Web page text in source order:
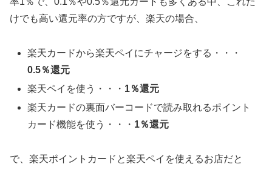
けでも高い還元率の方ですが、楽天の場合、
楽天カードから楽天ペイにチャージをする・・・
0.5％還元
楽天ペイを使う・・・ 1％還元
楽天カードの裏面バーコードで読み取れるポイント
カード機能を使う・・・ 1％還元
で、楽天ポイントカードと楽天ペイを使えるお店だと